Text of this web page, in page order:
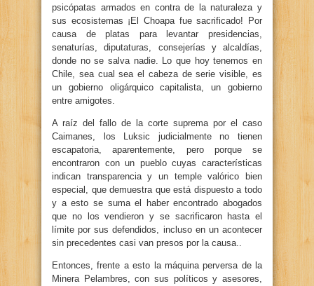
psicópatas armados en contra de la naturaleza y
sus ecosistemas ¡El Choapa fue sacrificado! Por
causa de platas para levantar presidencias,
senaturías, diputaturas, consejerías y alcaldías,
donde no se salva nadie. Lo que hoy tenemos en
Chile, sea cual sea el cabeza de serie visible, es
un gobierno oligárquico capitalista, un gobierno
entre amigotes.
A raíz del fallo de la corte suprema por el caso
Caimanes, los Luksic judicialmente no tienen
escapatoria, aparentemente, pero porque se
encontraron con un pueblo cuyas características
indican transparencia y un temple valórico bien
especial, que demuestra que está dispuesto a todo
y a esto se suma el haber encontrado abogados
que no los vendieron y se sacrificaron hasta el
límite por sus defendidos, incluso en un acontecer
sin precedentes casi van presos por la causa..
Entonces, frente a esto la máquina perversa de la
Minera Pelambres, con sus políticos y asesores,